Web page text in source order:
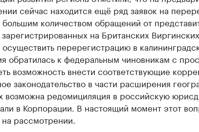
сейчас находится ещё ряд заявок на
большим количеством обращений от
на Британских
перерегистрацию в
обратилась к федеральным чиновникам с
возможность внести соответствующие
законодательство в части расширения
возможна редомициляция в российскую
в Корпорации. В настоящий момент этот
рассмотрении.